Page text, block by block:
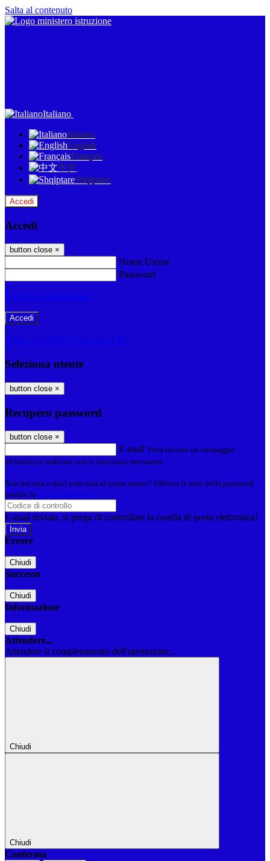
Salta al contenuto
Italiano
Italiano
English
Français
中文
Shqiptare
Accedi
Accedi
button close ×
Nome Utente
Password
Password dimenticata?
-
Entra con SPID
Entra con CIE
Seleziona utente
button close ×
Recupero password
button close ×
E-mail Verrà inviato un messaggio
all'indirizzo indicato con le istruzioni necessarie.
Non hai una e-mail associata al nome utente? Effettua il reset della password
tramite la Login Spaggiari
E-mail inviata, si prega di controllare la casella di posta elettronica!
Errore
Chiudi
Successo
Chiudi
Informazione
Chiudi
Attendere...
Attendere il completamento dell'operazione...
Chiudi
Chiudi
Conferma